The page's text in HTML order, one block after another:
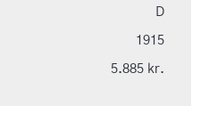
D
1915
5.885 kr.